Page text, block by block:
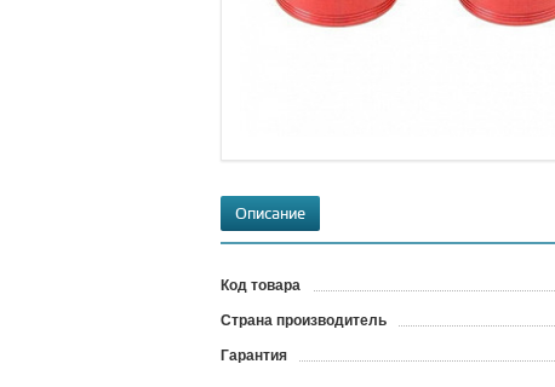
Описание
Код товара
Страна производитель
Гарантия